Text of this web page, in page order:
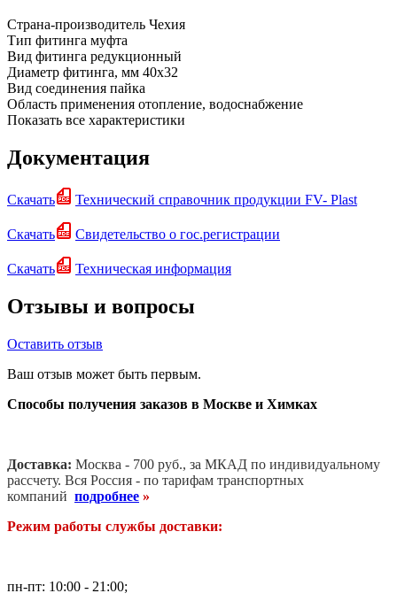
Страна-производитель Чехия
Тип фитинга муфта
Вид фитинга редукционный
Диаметр фитинга, мм 40x32
Вид соединения пайка
Область применения отопление, водоснабжение
Показать все характеристики
Документация
Скачать Технический справочник продукции FV- Plast
Скачать Свидетельство о гос.регистрации
Скачать Техническая информация
Отзывы и вопросы
Оставить отзыв
Ваш отзыв может быть первым.
Способы получения заказов в Москве и Химках
Доставка: Москва - 700 руб., за МКАД по индивидуальному
рассчету. Вся Россия - по тарифам транспортных
компаний подробнее »
Режим работы службы доставки:
пн-пт: 10:00 - 21:00;